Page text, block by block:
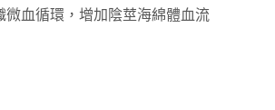
血循環，增加陰莖海綿體血流